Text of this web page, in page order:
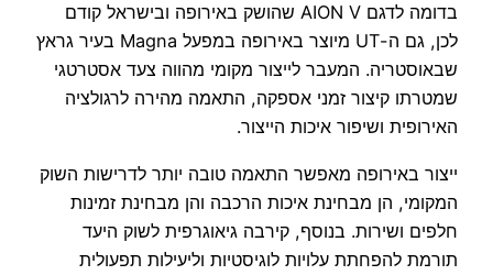
בדומה לדגם AION V שהושק באירופה ובישראל קודם
לכן, גם ה-UT מיוצר באירופה במפעל Magna בעיר גראץ
שבאוסטריה. המעבר לייצור מקומי מהווה צעד אסטרטגי
שמטרתו קיצור זמני אספקה, התאמה מהירה לרגולציה
האירופית ושיפור איכות הייצור.
ייצור באירופה מאפשר התאמה טובה יותר לדרישות השוק
המקומי, הן מבחינת איכות הרכבה והן מבחינת זמינות
חלפים ושירות. בנוסף, קירבה גיאוגרפית לשוק היעד
תורמת להפחתת עלויות לוגיסטיות וליעילות תפעולית